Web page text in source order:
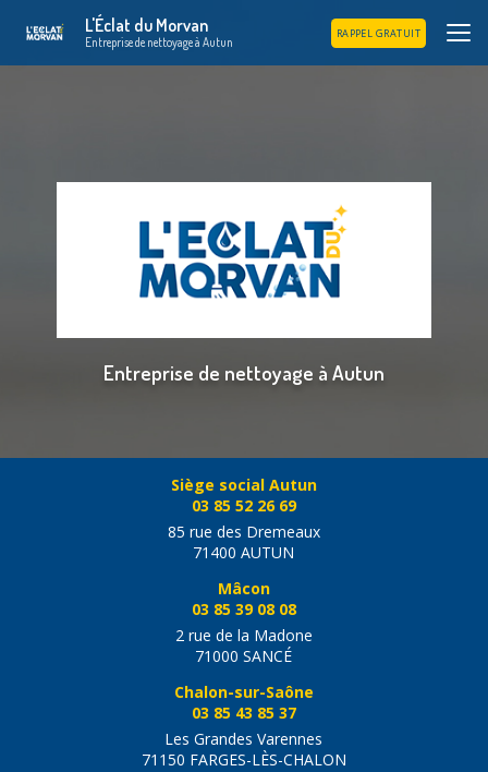
principal
L'Éclat du Morvan
Entreprise de nettoyage à Autun
RAPPEL GRATUIT
Entreprise de nettoyage à Autun
Siège social Autun
03 85 52 26 69
85 rue des Dremeaux
71400 AUTUN
Mâcon
03 85 39 08 08
2 rue de la Madone
71000 SANCÉ
Chalon-sur-Saône
03 85 43 85 37
Les Grandes Varennes
71150 FARGES-LÈS-CHALON